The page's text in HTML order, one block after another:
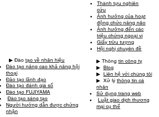
Thành tựu nghiên
cứu
Ảnh hưởng của hoạt
động chức năng não
Ảnh hưởng đến các
triệu chứng ngoại vi
Giấy trừu tượng
Hội nghị chuyên đề
▶ ︎Đào tạo về nhãn hiệu
Đào tạo nâng cao khả năng hội
thoại
Đào tạo lãnh đạo
Đào tạo đánh giá số
Đào tạo FUJIYAMA
Đào tạo sáng tạo
Người hướng dẫn được chứng
nhận
▶ ︎Thông tin công ty
▶ ︎ Blog
▶ ︎ Liên hệ với chúng tôi
▶ ︎ Xử lý thông tin cá
nhân
Sử dụng trang web
Luật giao dịch thương
mại cụ thể